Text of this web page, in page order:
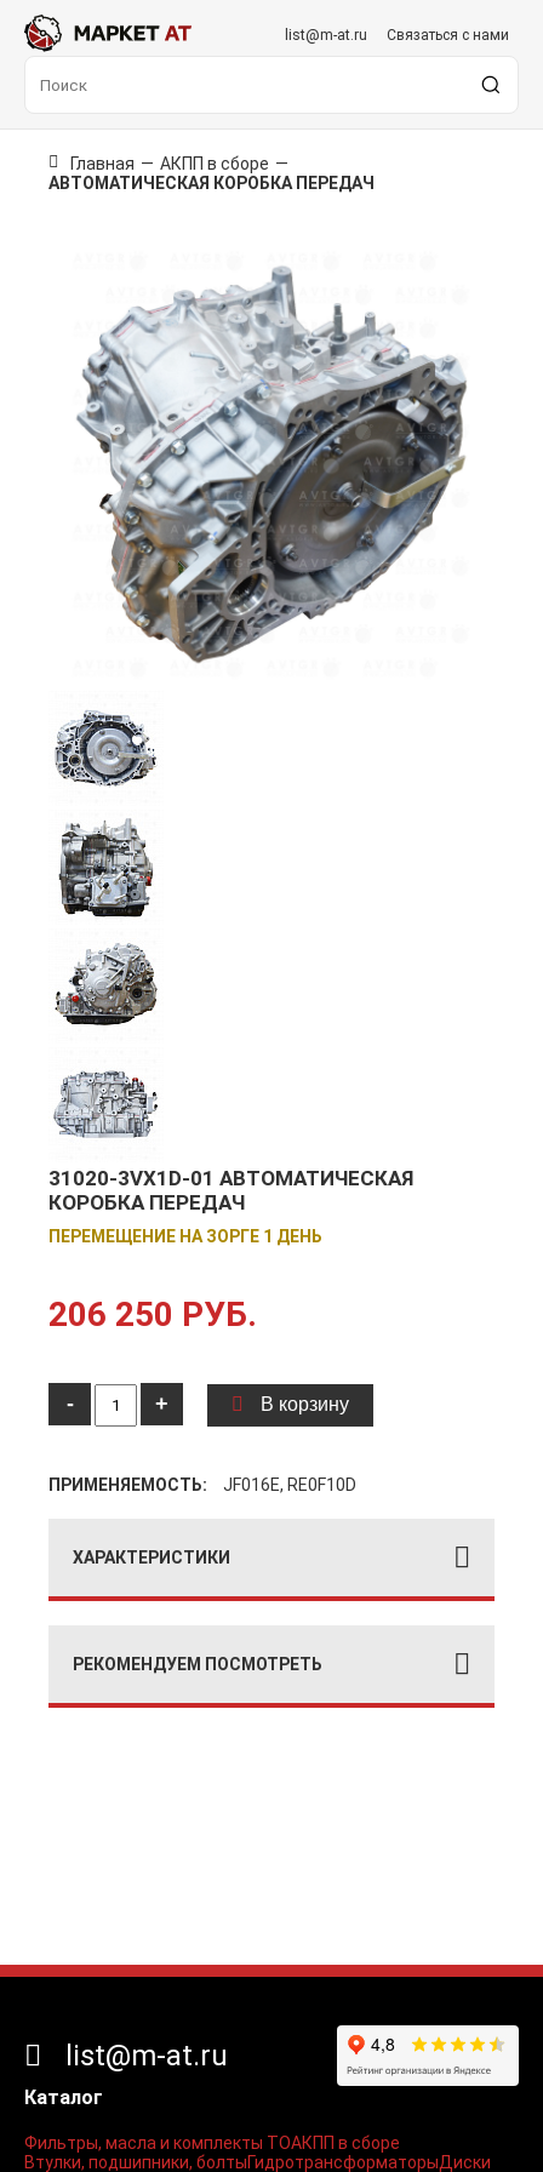
list@m-at.ru Связаться с нами
Главная — АКПП в сборе —
АВТОМАТИЧЕСКАЯ КОРОБКА ПЕРЕДАЧ
31020-3VX1D-01 АВТОМАТИЧЕСКАЯ
КОРОБКА ПЕРЕДАЧ
ПЕРЕМЕЩЕНИЕ НА ЗОРГЕ 1 ДЕНЬ
206 250 РУБ.
- + В корзину
ПРИМЕНЯЕМОСТЬ: JF016E, RE0F10D
ХАРАКТЕРИСТИКИ
РЕКОМЕНДУЕМ ПОСМОТРЕТЬ
Каталог
Фильтры, масла и комплекты ТОАКПП в сборе
Втулки, подшипники, болтыГидротрансформаторыДиски
list@m-at.ru